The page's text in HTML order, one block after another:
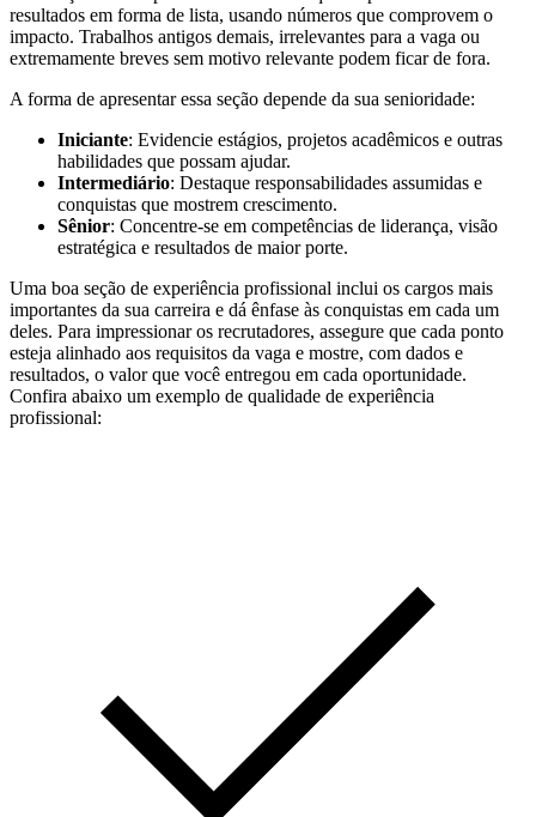
resultados em forma de lista, usando números que comprovem o
impacto. Trabalhos antigos demais, irrelevantes para a vaga ou
extremamente breves sem motivo relevante podem ficar de fora.
A forma de apresentar essa seção depende da sua senioridade:
Iniciante: Evidencie estágios, projetos acadêmicos e outras
habilidades que possam ajudar.
Intermediário: Destaque responsabilidades assumidas e
conquistas que mostrem crescimento.
Sênior: Concentre-se em competências de liderança, visão
estratégica e resultados de maior porte.
Uma boa seção de experiência profissional inclui os cargos mais
importantes da sua carreira e dá ênfase às conquistas em cada um
deles. Para impressionar os recrutadores, assegure que cada ponto
esteja alinhado aos requisitos da vaga e mostre, com dados e
resultados, o valor que você entregou em cada oportunidade.
Confira abaixo um exemplo de qualidade de experiência
profissional: